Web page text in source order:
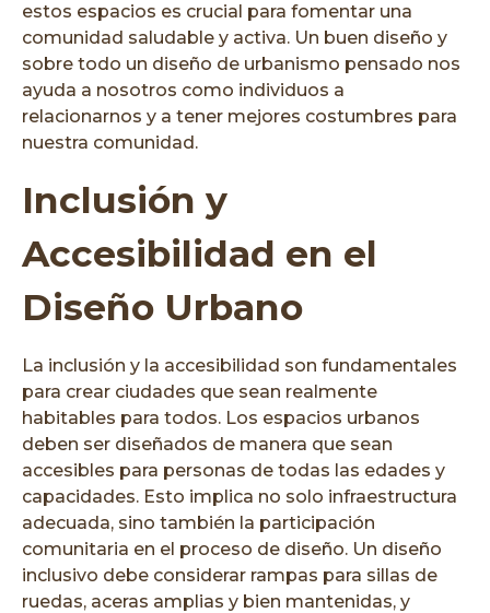
estos espacios es crucial para fomentar una
comunidad saludable y activa. Un buen diseño y
sobre todo un diseño de urbanismo pensado nos
ayuda a nosotros como individuos a
relacionarnos y a tener mejores costumbres para
nuestra comunidad.
Inclusión y
Accesibilidad en el
Diseño Urbano
La inclusión y la accesibilidad son fundamentales
para crear ciudades que sean realmente
habitables para todos. Los espacios urbanos
deben ser diseñados de manera que sean
accesibles para personas de todas las edades y
capacidades. Esto implica no solo infraestructura
adecuada, sino también la participación
comunitaria en el proceso de diseño. Un diseño
inclusivo debe considerar rampas para sillas de
ruedas, aceras amplias y bien mantenidas, y